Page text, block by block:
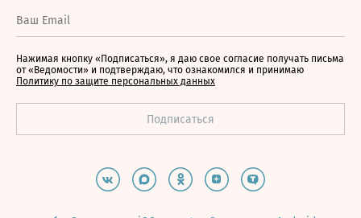
Нажимая кнопку «Подписаться», я даю свое согласие получать письма
от «Ведомости» и подтверждаю, что ознакомился и принимаю
Политику по защите персональных данных